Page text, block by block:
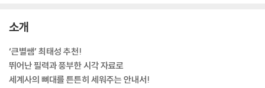
소개
‘큰별쌤’ 최태성 추천!
뛰어난 필력과 풍부한 시각 자료로
세계사의 뼈대를 튼튼히 세워주는 안내서!